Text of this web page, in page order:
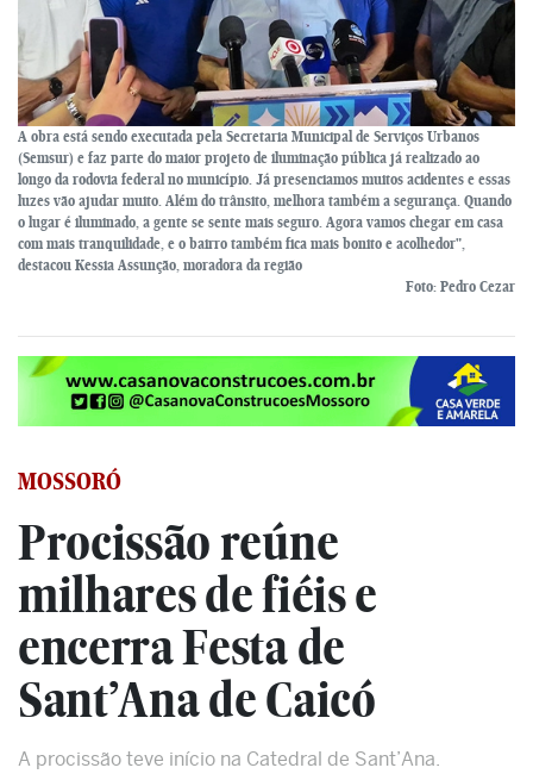
A obra está sendo executada pela Secretaria Municipal de Serviços Urbanos
(Semsur) e faz parte do maior projeto de iluminação pública já realizado ao
longo da rodovia federal no município. Já presenciamos muitos acidentes e essas
luzes vão ajudar muito. Além do trânsito, melhora também a segurança. Quando
o lugar é iluminado, a gente se sente mais seguro. Agora vamos chegar em casa
com mais tranquilidade, e o bairro também fica mais bonito e acolhedor",
destacou Kessia Assunção, moradora da região
Foto: Pedro Cezar
MOSSORÓ
Procissão reúne
milhares de fiéis e
encerra Festa de
Sant’Ana de Caicó
A procissão teve início na Catedral de Sant’Ana.